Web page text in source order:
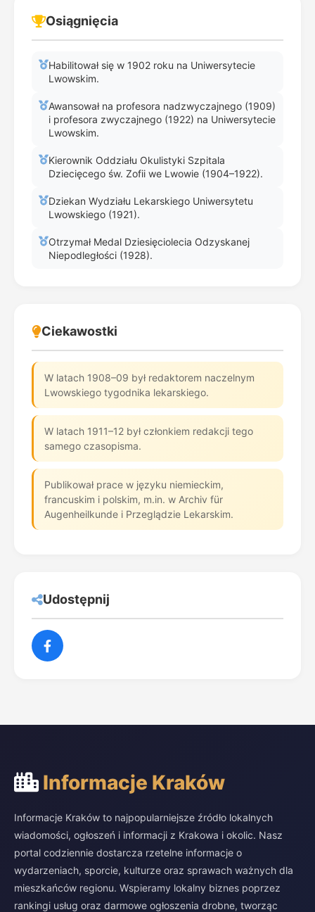
Osiągnięcia
Habilitował się w 1902 roku na Uniwersytecie
Lwowskim.
Awansował na profesora nadzwyczajnego (1909)
i profesora zwyczajnego (1922) na Uniwersytecie
Lwowskim.
Kierownik Oddziału Okulistyki Szpitala
Dziecięcego św. Zofii we Lwowie (1904–1922).
Dziekan Wydziału Lekarskiego Uniwersytetu
Lwowskiego (1921).
Otrzymał Medal Dziesięciolecia Odzyskanej
Niepodległości (1928).
Ciekawostki
W latach 1908–09 był redaktorem naczelnym
Lwowskiego tygodnika lekarskiego.
W latach 1911–12 był członkiem redakcji tego
samego czasopisma.
Publikował prace w języku niemieckim,
francuskim i polskim, m.in. w Archiv für
Augenheilkunde i Przeglądzie Lekarskim.
Udostępnij
Informacje Kraków
Informacje Kraków to najpopularniejsze źródło lokalnych
wiadomości, ogłoszeń i informacji z Krakowa i okolic. Nasz
portal codziennie dostarcza rzetelne informacje o
wydarzeniach, sporcie, kulturze oraz sprawach ważnych dla
mieszkańców regionu. Wspieramy lokalny biznes poprzez
rankingi usług oraz darmowe ogłoszenia drobne, tworząc